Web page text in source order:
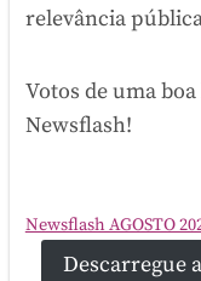
relevância
Votos de uma
Newsflash!
Newsflash AGOSTO
Descarregue